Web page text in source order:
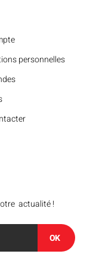
personnelles
actualité !
OK